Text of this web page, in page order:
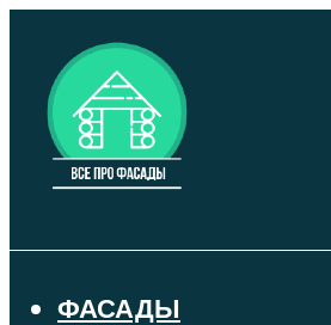
ФАСАДЫ